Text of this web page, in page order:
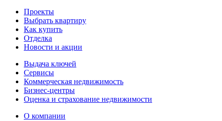
Проекты
Выбрать квартиру
Как купить
Отделка
Новости и акции
Выдача ключей
Сервисы
Коммерческая недвижимость
Бизнес-центры
Оценка и страхование недвижимости
О компании